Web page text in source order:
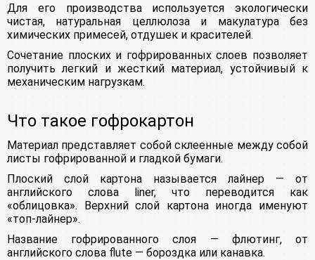
Для его производства используется экологически
чистая, натуральная целлюлоза и макулатура без
химических примесей, отдушек и красителей.
Сочетание плоских и гофрированных слоев позволяет
получить легкий и жесткий материал, устойчивый к
механическим нагрузкам.
Что такое гофрокартон
Материал представляет собой склеенные между собой
листы гофрированной и гладкой бумаги.
Плоский слой картона называется лайнер — от
английского слова liner, что переводится как
«облицовка». Верхний слой картона иногда именуют
«топ-лайнер».
Название гофрированного слоя — флютинг, от
английского слова flute — бороздка или канавка.